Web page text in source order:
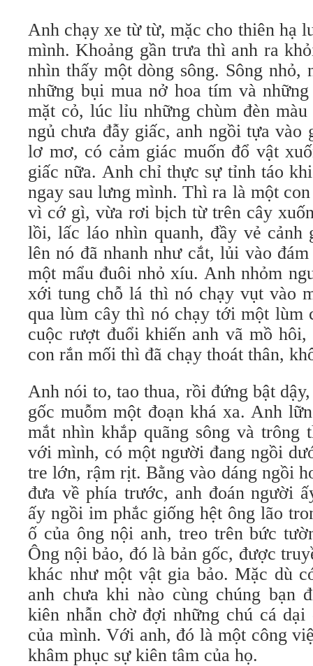
Anh chạy xe từ từ, mặc cho thiên hạ
mình. Khoảng gần trưa thì anh ra
nhìn thấy một dòng sông. Sông nhỏ,
những bụi mua nở hoa tím và
mặt cỏ, lúc lỉu những chùm đèn
ngủ chưa đẫy giấc, anh ngồi tựa vào
lơ mơ, có cảm giác muốn đổ vật
giấc nữa. Anh chỉ thực sự tỉnh táo
ngay sau lưng mình. Thì ra là một
vì cớ gì, vừa rơi bịch từ trên cây
lồi, lấc láo nhìn quanh, đầy vẻ cảnh
lên nó đã nhanh như cắt, lủi vào
một mẩu đuôi nhỏ xíu. Anh nhỏm
xới tung chỗ lá thì nó chạy vụt vào
qua lùm cây thì nó chạy tới một lùm
cuộc rượt đuổi khiến anh vã mồ
con rắn mối thì đã chạy thoát thân,
Anh nói to, tao thua, rồi đứng bật
gốc muỗm một đoạn khá xa. Anh
mắt nhìn khắp quãng sông và trông
với mình, có một người đang ngồi
tre lớn, rậm rịt. Bằng vào dáng ngồi
đưa về phía trước, anh đoán người
ấy ngồi im phắc giống hệt ông lão
ố của ông nội anh, treo trên bức
Ông nội bảo, đó là bản gốc, được
khác như một vật gia bảo. Mặc dù
anh chưa khi nào cùng chúng bạn
kiên nhẫn chờ đợi những chú cá
của mình. Với anh, đó là một công
khâm phục sự kiên tâm của họ.